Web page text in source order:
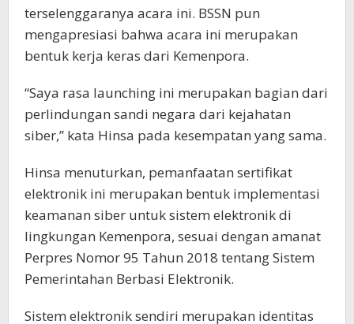
terselenggaranya acara ini. BSSN pun
mengapresiasi bahwa acara ini merupakan
bentuk kerja keras dari Kemenpora.
“Saya rasa launching ini merupakan bagian dari
perlindungan sandi negara dari kejahatan
siber,” kata Hinsa pada kesempatan yang sama.
Hinsa menuturkan, pemanfaatan sertifikat
elektronik ini merupakan bentuk implementasi
keamanan siber untuk sistem elektronik di
lingkungan Kemenpora, sesuai dengan amanat
Perpres Nomor 95 Tahun 2018 tentang Sistem
Pemerintahan Berbasi Elektronik.
Sistem elektronik sendiri merupakan identitas